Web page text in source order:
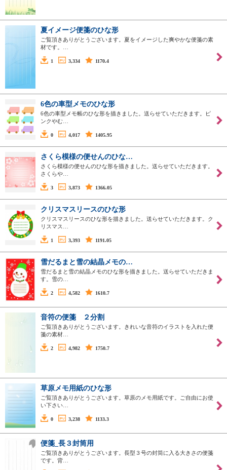
夏イメージ便箋のひな形
ご覧頂きありがとうございます。夏をイメージした爽やかな便箋の素
材です。…
1 3,334 1170.4
6色の車型メモのひな形
6色の車型メモ帳のひな形を描きました。送らせていただきます。ピ
ンクやむ…
0 4,017 1405.95
さくら模様の便せんのひな…
さくら模様の便せんのひな形を描きました。送らせていただきます。
さくらや…
3 3,873 1366.05
クリスマスリースのひな形
クリスマスリースのひな形を描きました。送らせていただきます。ク
リスマス…
1 3,393 1191.05
雪だるまと雪の結晶メモの…
雪だるまと雪の結晶メモのひな形を描きました。送らせていただきま
す。雪の…
2 4,582 1610.7
音符の便箋 ２分割
ご覧頂きありがとうございます。きれいな音符のイラストを入れた便
箋の素材…
2 4,982 1750.7
草原メモ用紙のひな形
ご覧頂きありがとうございます。草原のメモ用紙です。ご自由にお使
い下さい…
0 3,238 1133.3
便箋_長３封筒用
ご覧頂きありがとうございます。長型３号の封筒に入る大きさの便箋
です。背…